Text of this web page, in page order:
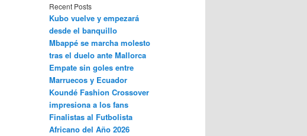
Recent Posts
Kubo vuelve y empezará
desde el banquillo
Mbappé se marcha molesto
tras el duelo ante Mallorca
Empate sin goles entre
Marruecos y Ecuador
Koundé Fashion Crossover
impresiona a los fans
Finalistas al Futbolista
Africano del Año 2026